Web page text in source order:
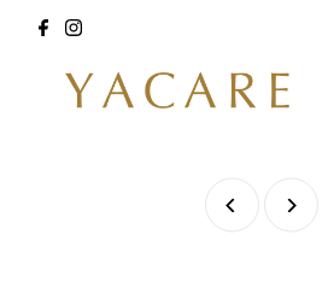
Ir directamente al contenido